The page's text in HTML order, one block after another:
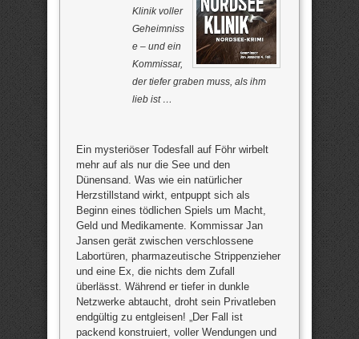
Klinik voller
Geheimniss
e – und ein
Kommissar,
der tiefer graben muss, als ihm
lieb ist …
Ein mysteriöser Todesfall auf Föhr wirbelt
mehr auf als nur die See und den
Dünensand. Was wie ein natürlicher
Herzstillstand wirkt, entpuppt sich als
Beginn eines tödlichen Spiels um Macht,
Geld und Medikamente. Kommissar Jan
Jansen gerät zwischen verschlossene
Labortüren, pharmazeutische Strippenzieher
und eine Ex, die nichts dem Zufall
überlässt. Während er tiefer in dunkle
Netzwerke abtaucht, droht sein Privatleben
endgültig zu entgleisen! „Der Fall ist
packend konstruiert, voller Wendungen und